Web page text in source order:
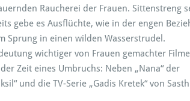
Raucherei der Frauen. Sittenstreng
gebe es Ausflüchte, wie in der engen
Sprung in einen wilden Wasserstrudel.
wichtiger von Frauen gemachter
Zeit eines Umbruchs: Neben „Nana“ der
und die TV-Serie „Gadis Kretek“ von